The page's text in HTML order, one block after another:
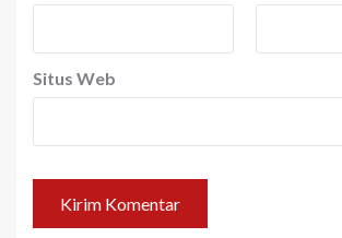
Situs Web